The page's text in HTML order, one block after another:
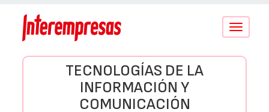
Conmutar
TECNOLOGÍAS DE LA
INFORMACIÓN Y
COMUNICACIÓN